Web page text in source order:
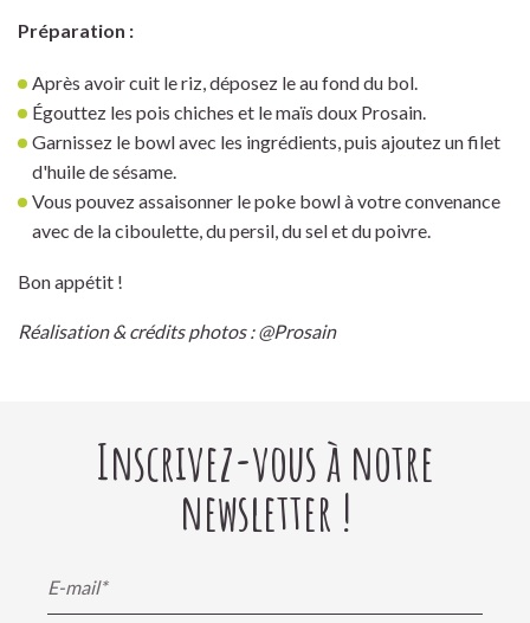
Préparation :
Après avoir cuit le riz, déposez le au fond du bol.
Égouttez les pois chiches et le maïs doux Prosain.
Garnissez le bowl avec les ingrédients, puis ajoutez un filet
d'huile de sésame.
Vous pouvez assaisonner le poke bowl à votre convenance
avec de la ciboulette, du persil, du sel et du poivre.
Bon appétit !
Réalisation & crédits photos : @Prosain
Inscrivez-vous à notre
newsletter !